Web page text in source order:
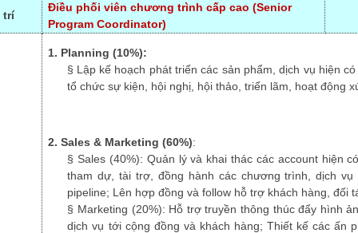
trí
Điều phối viên chương trình cấp cao(Senior
Program Coordinator)
1. Planning (10%):
§ Lập kế hoạch phát triển các sản phẩm, dịch vụ hiện
tổ chức sự kiện, hội nghị, hội thảo, triển lãm, hoạt động
2. Sales & Marketing (60%):
§ Sales (40%): Quản lý và khai thác các account hiện
tham dự, tài trợ, đồng hành các chương trình, dịch
pipeline; Lên hợp đồng và follow hỗ trợ khách hàng, đối
§ Marketing (20%): Hỗ trợ truyền thông thúc đẩy hình
dịch vụ tới cộng đồng và khách hàng; Thiết kế các ấn